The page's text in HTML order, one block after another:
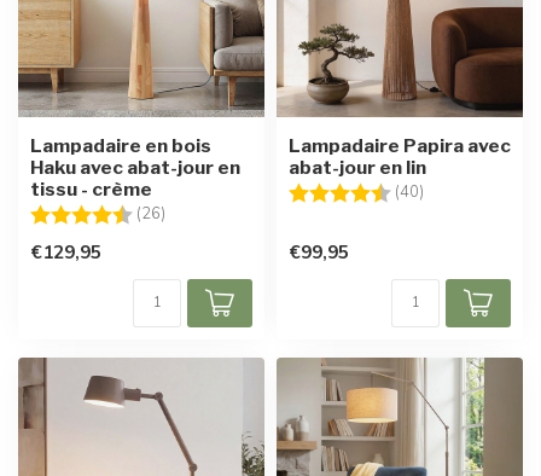
Lampadaire en bois
Haku avec abat-jour en
tissu - crème
Note:
(26)
€129,95
Lampadaire Papira avec
abat-jour en lin
Note:
(40)
€99,95